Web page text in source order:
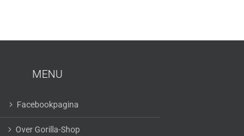
MENU
Facebookpagina
Over Gorilla-Shop